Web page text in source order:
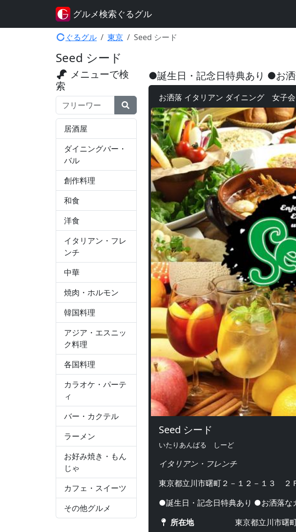
ぐるグル 東京 Seed シード
Seed シード
●誕生日・記念日特典あり ●お
お洒落 イタリアン ダイニング 女子会
Seed シード
いたりあんばる しーど
イタリアン・フレンチ
東京都立川市曙町２－１２－１３ ２
●誕生日・記念日特典あり ●お洒落な
所在地
東京都立川市曙
メニューで検
索
検索ワード
居酒屋
ダイニングバー・
バル
創作料理
和食
洋食
イタリアン・フレ
ンチ
中華
焼肉・ホルモン
韓国料理
アジア・エスニッ
ク料理
各国料理
カラオケ・パーテ
ィ
バー・カクテル
ラーメン
お好み焼き・もん
じゃ
カフェ・スイーツ
その他グルメ
グルメ検索ぐるグル